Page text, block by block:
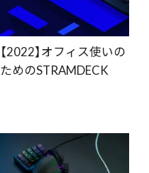
【2022】オフィス使いの
ためのSTRAMDECK